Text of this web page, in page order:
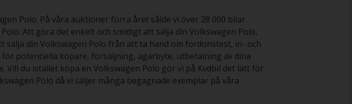
Polo. På våra auktioner förra året sålde vi över 28 000 bilar
Att göra det enkelt och smidigt att sälja din Volkswagen Polo,
sälja din Volkswagen Polo från att ta hand om fordonstest, in- och
potentiella köpare, försäljning, ägarbyte, utbetalning av dina
Vill du istället köpa en Volkswagen Polo gör vi på Kvdbil det lätt för
Polo då vi säljer många begagnade exemplar på våra